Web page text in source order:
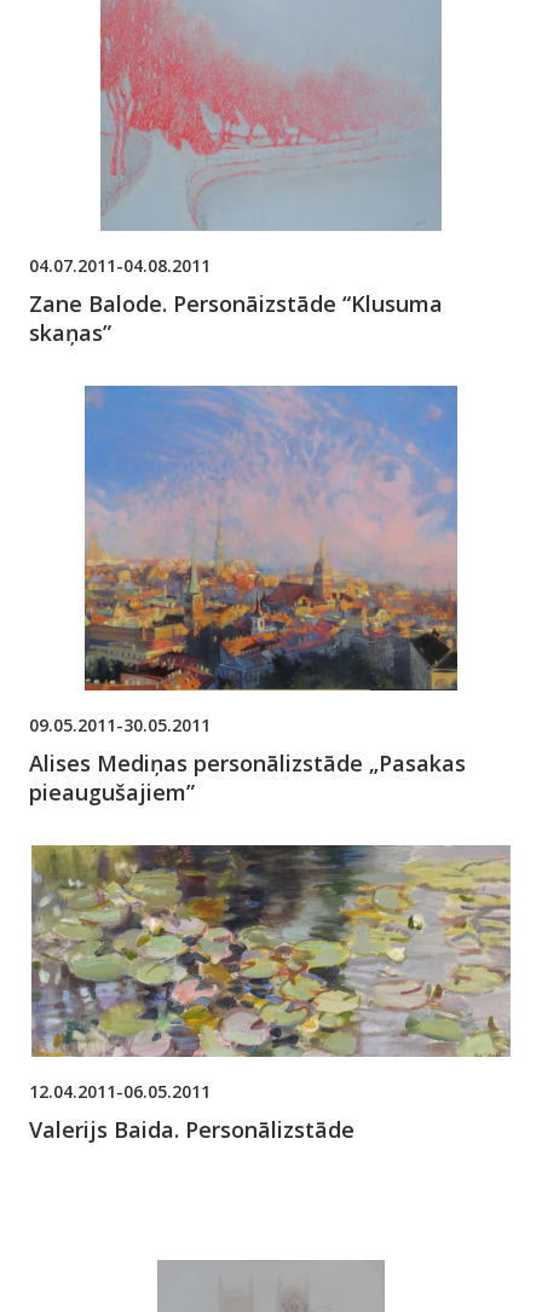
04.07.2011-04.08.2011
Zane Balode. Personāizstāde “Klusuma
skaņas”
09.05.2011-30.05.2011
Alises Mediņas personālizstāde „Pasakas
pieaugušajiem”
12.04.2011-06.05.2011
Valerijs Baida. Personālizstāde